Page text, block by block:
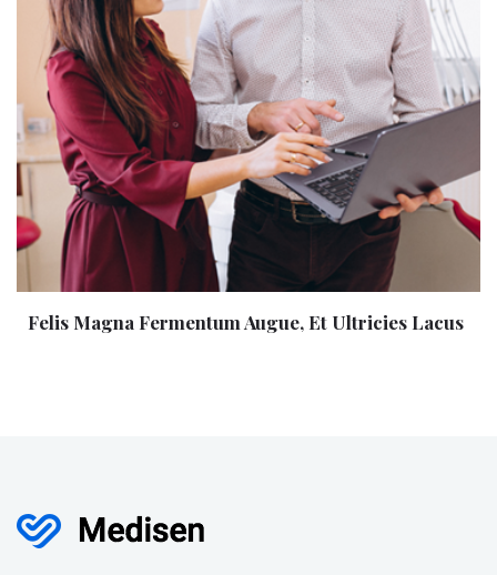
Felis Magna Fermentum Augue, Et Ultricies Lacus